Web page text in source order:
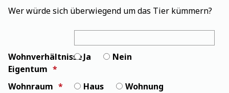
Wer würde sich überwiegend um das Tier kümmern?
Wohnverhältnisse
Eigentum
Ja Nein
Wohnraum Haus Wohnung